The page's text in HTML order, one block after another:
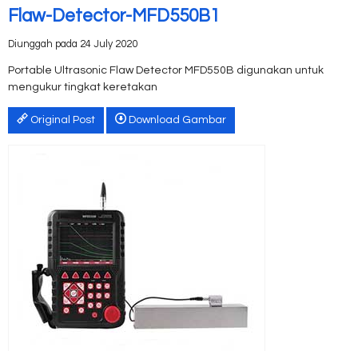
Flaw-Detector-MFD550B1
Diunggah pada 24 July 2020
Portable Ultrasonic Flaw Detector MFD550B digunakan untuk
mengukur tingkat keretakan
Original Post Download Gambar